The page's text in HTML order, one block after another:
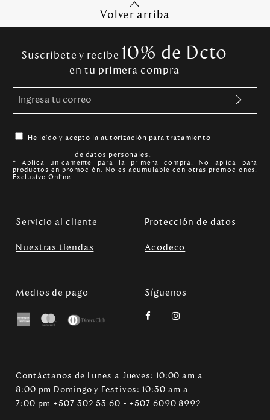
Volver arriba
Suscríbete y recibe 10% de Dcto
en tu primera compra
He leído y acepto la autorización para tratamiento
de datos personales.
* Aplica unicamente para la primera compra. No aplica para
productos en promoción. No es acumulable con otras promociones.
Exclusivo Online.
Servicio al cliente Protección de datos
Nuestras tiendas Acodeco
Medios de pago Síguenos
Contáctanos de Lunes a Jueves: 10:00 am a
8:00 pm Domingo y Festivos: 10:30 am a
7:00 pm +507 302 53 60 - +507 6090 8992